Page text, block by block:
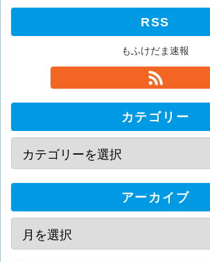
RSS
もふけだま速報
カテゴリー
アーカイブ